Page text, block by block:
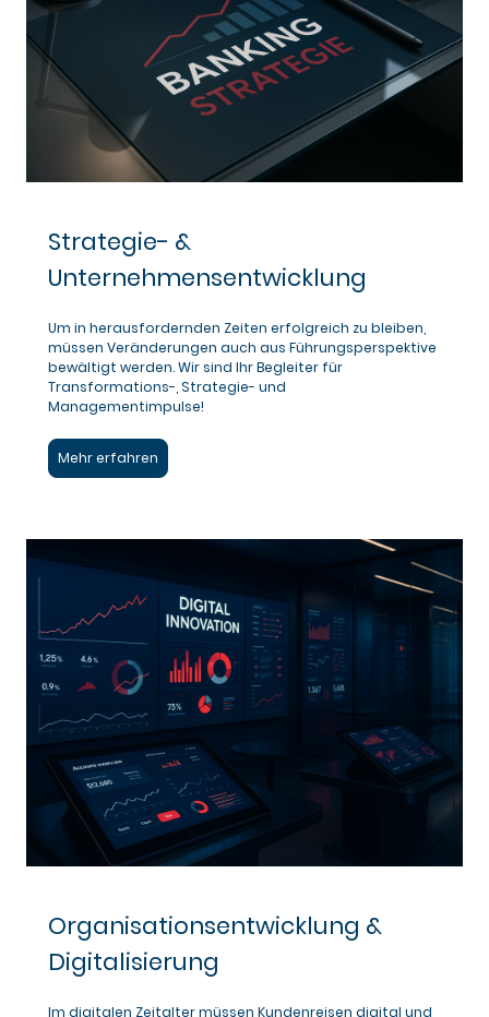
Strategie- &
Unternehmensentwicklung
Um in herausfordernden Zeiten erfolgreich zu bleiben,
müssen Veränderungen auch aus Führungsperspektive
bewältigt werden. Wir sind Ihr Begleiter für
Transformations-, Strategie- und
Managementimpulse!
Mehr erfahren
Organisationsentwicklung &
Digitalisierung
Im digitalen Zeitalter müssen Kundenreisen digital und